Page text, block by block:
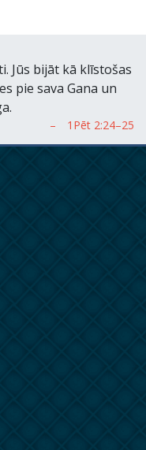
Jūs bijāt kā klīstošas
pie sava Gana un